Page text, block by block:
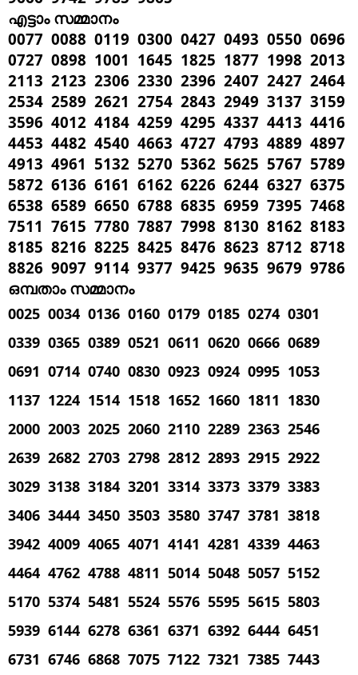
എട്ടാം സമ്മാനം
0077 0088 0119 0300 0427 0493 0550 0696
0727 0898 1001 1645 1825 1877 1998 2013
2113 2123 2306 2330 2396 2407 2427 2464
2534 2589 2621 2754 2843 2949 3137 3159
3596 4012 4184 4259 4295 4337 4413 4416
4453 4482 4540 4663 4727 4793 4889 4897
4913 4961 5132 5270 5362 5625 5767 5789
5872 6136 6161 6162 6226 6244 6327 6375
6538 6589 6650 6788 6835 6959 7395 7468
7511 7615 7780 7887 7998 8130 8162 8183
8185 8216 8225 8425 8476 8623 8712 8718
8826 9097 9114 9377 9425 9635 9679 9786
ഒമ്പതാം സമ്മാനം
0025 0034 0136 0160 0179 0185 0274 0301
0339 0365 0389 0521 0611 0620 0666 0689
0691 0714 0740 0830 0923 0924 0995 1053
1137 1224 1514 1518 1652 1660 1811 1830
2000 2003 2025 2060 2110 2289 2363 2546
2639 2682 2703 2798 2812 2893 2915 2922
3029 3138 3184 3201 3314 3373 3379 3383
3406 3444 3450 3503 3580 3747 3781 3818
3942 4009 4065 4071 4141 4281 4339 4463
4464 4762 4788 4811 5014 5048 5057 5152
5170 5374 5481 5524 5576 5595 5615 5803
5939 6144 6278 6361 6371 6392 6444 6451
6731 6746 6868 7075 7122 7321 7385 7443